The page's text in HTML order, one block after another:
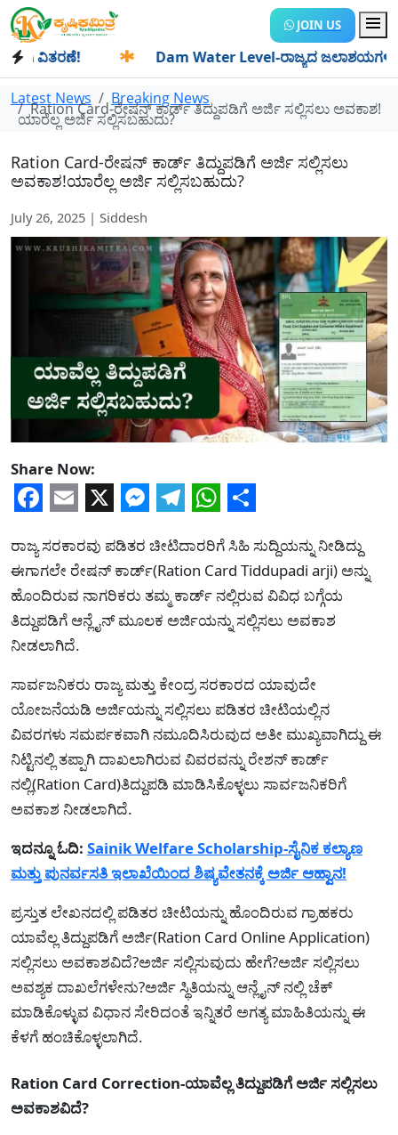
JOIN US
Dam Water Level-ರಾಜ್ಯದ ಜಲಾಶಯಗಳಿಗೆ ಒಂದೇ
Latest News Breaking News
Ration Card-ರೇಷನ್ ಕಾರ್ಡ್ ತಿದ್ದುಪಡಿಗೆ ಅರ್ಜಿ ಸಲ್ಲಿಸಲು ಅವಕಾಶ!
ಯಾರೆಲ್ಲ ಅರ್ಜಿ ಸಲ್ಲಿಸಬಹುದು?
Ration Card-ರೇಷನ್ ಕಾರ್ಡ್ ತಿದ್ದುಪಡಿಗೆ ಅರ್ಜಿ ಸಲ್ಲಿಸಲು
ಅವಕಾಶ!ಯಾರೆಲ್ಲ ಅರ್ಜಿ ಸಲ್ಲಿಸಬಹುದು?
July 26, 2025 | Siddesh
Share Now:
Facebook
Email
X Messenger
Telegram
WhatsApp
Share
ರಾಜ್ಯ ಸರಕಾರವು ಪಡಿತರ ಚೀಟಿದಾರರಿಗೆ ಸಿಹಿ ಸುದ್ದಿಯನ್ನು ನೀಡಿದ್ದು
ಈಗಾಗಲೇ ರೇಷನ್ ಕಾರ್ಡ್(Ration Card Tiddupadi arji) ಅನ್ನು
ಹೊಂದಿರುವ ನಾಗರಿಕರು ತಮ್ಮ ಕಾರ್ಡ್ ನಲ್ಲಿರುವ ವಿವಿಧ ಬಗ್ಗೆಯ
ತಿದ್ದುಪಡಿಗೆ ಆನ್ಲೈನ್ ಮೂಲಕ ಅರ್ಜಿಯನ್ನು ಸಲ್ಲಿಸಲು ಅವಕಾಶ
ನೀಡಲಾಗಿದೆ.
ಸಾರ್ವಜನಿಕರು ರಾಜ್ಯ ಮತ್ತು ಕೇಂದ್ರ ಸರಕಾರದ ಯಾವುದೇ
ಯೋಜನೆಯಡಿ ಅರ್ಜಿಯನ್ನು ಸಲ್ಲಿಸಲು ಪಡಿತರ ಚೀಟಿಯಲ್ಲಿನ
ವಿವರಗಳು ಸಮರ್ಪಕವಾಗಿ ನಮೂದಿಸಿರುವುದ ಅತೀ ಮುಖ್ಯವಾಗಿದ್ದು ಈ
ನಿಟ್ಟಿನಲ್ಲಿ ತಪ್ಪಾಗಿ ದಾಖಲಾಗಿರುವ ವಿವರವನ್ನು ರೇಶನ್ ಕಾರ್ಡ್
ನಲ್ಲಿ(Ration Card)ತಿದ್ದುಪಡಿ ಮಾಡಿಸಿಕೊಳ್ಳಲು ಸಾರ್ವಜನಿಕರಿಗೆ
ಅವಕಾಶ ನೀಡಲಾಗಿದೆ.
ಇದನ್ನೂ ಓದಿ: Sainik Welfare Scholarship-ಸೈನಿಕ ಕಲ್ಯಾಣ
ಮತ್ತು ಪುನರ್ವಸತಿ ಇಲಾಖೆಯಿಂದ ಶಿಷ್ಯವೇತನಕ್ಕೆ ಅರ್ಜಿ ಆಹ್ವಾನ!
ಪ್ರಸ್ತುತ ಲೇಖನದಲ್ಲಿ ಪಡಿತರ ಚೀಟಿಯನ್ನು ಹೊಂದಿರುವ ಗ್ರಾಹಕರು
ಯಾವೆಲ್ಲ ತಿದ್ದುಪಡಿಗೆ ಅರ್ಜಿ(Ration Card Online Application)
ಸಲ್ಲಿಸಲು ಅವಕಾಶವಿದೆ?ಅರ್ಜಿ ಸಲ್ಲಿಸುವುದು ಹೇಗೆ?ಅರ್ಜಿ ಸಲ್ಲಿಸಲು
ಅವಶ್ಯಕ ದಾಖಲೆಗಳೇನು?ಅರ್ಜಿ ಸ್ಥಿತಿಯನ್ನು ಆನ್ಲೈನ್ ನಲ್ಲಿ ಚೆಕ್
ಮಾಡಿಕೊಳ್ಳುವ ವಿಧಾನ ಸೇರಿದಂತೆ ಇನ್ನಿತರೆ ಅಗತ್ಯ ಮಾಹಿತಿಯನ್ನು ಈ
ಕೆಳಗೆ ಹಂಚಿಕೊಳ್ಳಲಾಗಿದೆ.
Ration Card Correction-ಯಾವೆಲ್ಲ ತಿದ್ದುಪಡಿಗೆ ಅರ್ಜಿ ಸಲ್ಲಿಸಲು
ಅವಕಾಶವಿದೆ?